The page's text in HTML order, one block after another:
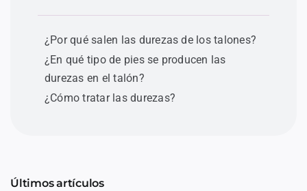
¿Por qué salen las durezas de los talones?
¿En qué tipo de pies se producen las
durezas en el talón?
¿Cómo tratar las durezas?
Últimos artículos